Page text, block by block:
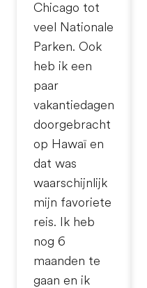
Chicago tot
veel Nationale
Parken. Ook
heb ik een
paar
vakantiedagen
doorgebracht
op Hawaï en
dat was
waarschijnlijk
mijn favoriete
reis. Ik heb
nog 6
maanden te
gaan en ik